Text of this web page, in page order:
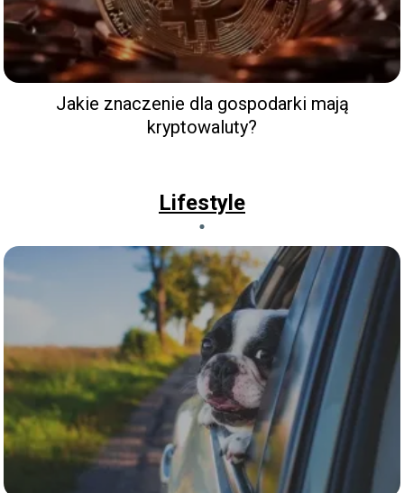
Jakie znaczenie dla gospodarki mają
kryptowaluty?
Lifestyle